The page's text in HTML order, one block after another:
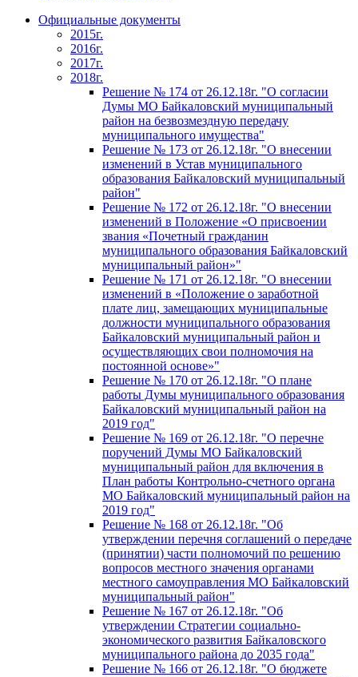
Официальные документы
2015г.
2016г.
2017г.
2018г.
Решение № 174 от 26.12.18г. "О согласии
Думы МО Байкаловский муниципальный
район на безвозмездную передачу
муниципального имущества"
Решение № 173 от 26.12.18г. "О внесении
изменений в Устав муниципального
образования Байкаловский муниципальный
район"
Решение № 172 от 26.12.18г. "О внесении
изменений в Положение «О присвоении
звания «Почетный гражданин
муниципального образования Байкаловский
муниципальный район»"
Решение № 171 от 26.12.18г. "О внесении
изменений в «Положение о заработной
плате лиц, замещающих муниципальные
должности муниципального образования
Байкаловский муниципальный район и
осуществляющих свои полномочия на
постоянной основе»"
Решение № 170 от 26.12.18г. "О плане
работы Думы муниципального образования
Байкаловский муниципальный район на
2019 год"
Решение № 169 от 26.12.18г. "О перечне
поручений Думы МО Байкаловский
муниципальный район для включения в
План работы Контрольно-счетного органа
МО Байкаловский муниципальный район на
2019 год"
Решение № 168 от 26.12.18г. "Об
утверждении перечня соглашений о передаче
(принятии) части полномочий по решению
вопросов местного значения органами
местного самоуправления МО Байкаловский
муниципальный район"
Решение № 167 от 26.12.18г. "Об
утверждении Стратегии социально-
экономического развития Байкаловского
муниципального района до 2035 года"
Решение № 166 от 26.12.18г. "О бюджете